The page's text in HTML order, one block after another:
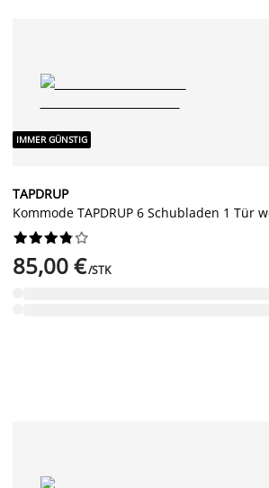
IMMER GÜNSTIG
TAPDRUP
Kommode TAPDRUP 6 Schubladen 1 Tür






85,00 €/STK